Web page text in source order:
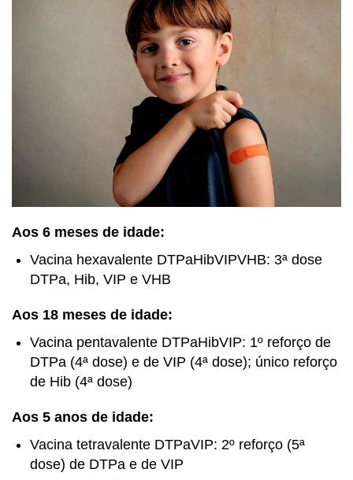
Aos 6 meses de idade:
Vacina hexavalente DTPaHibVIPVHB: 3ª dose
DTPa, Hib, VIP e VHB
Aos 18 meses de idade:
Vacina pentavalente DTPaHibVIP: 1º reforço de
DTPa (4ª dose) e de VIP (4ª dose); único reforço
de Hib (4ª dose)
Aos 5 anos de idade:
Vacina tetravalente DTPaVIP: 2º reforço (5ª
dose) de DTPa e de VIP